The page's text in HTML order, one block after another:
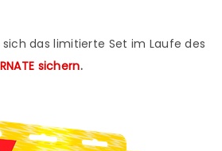
das limitierte Set im Laufe des
sichern.